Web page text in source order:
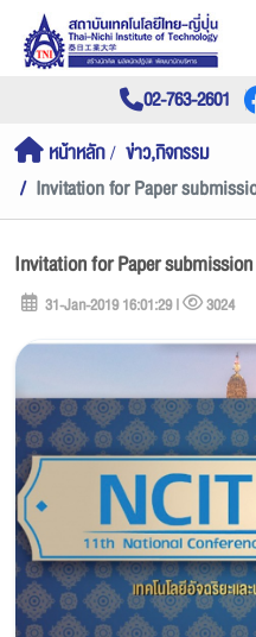
02-763-2601
หน้าหลัก
ข่าว,กิจกรรม
Invitation for Paper
Invitation for Paper
31-Jan-2019 16:01:29 | 3024